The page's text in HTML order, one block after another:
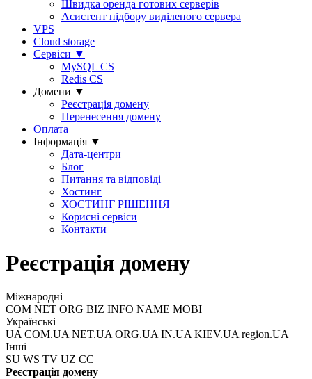
Швидка оренда готових серверів
Асистент підбору виділеного сервера
VPS
Cloud storage
Сервіси ▼
MySQL CS
Redis CS
Домени ▼
Реєстрація домену
Перенесення домену
Оплата
Інформація ▼
Дата-центри
Блог
Питання та відповіді
Хостинг
ХОСТИНГ РІШЕННЯ
Корисні сервіси
Контакти
Реєстрація домену
Міжнародні
COM NET ORG BIZ INFO NAME MOBI
Українські
UA COM.UA NET.UA ORG.UA IN.UA KIEV.UA region.UA
Інші
SU WS TV UZ CC
Реєстрація домену